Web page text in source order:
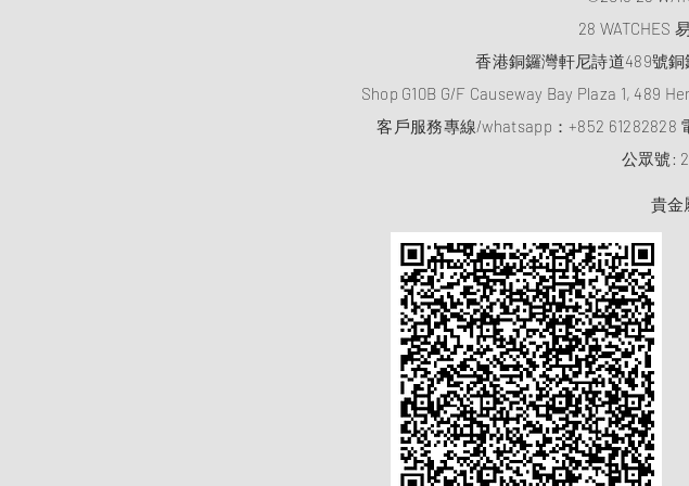
28 WATCHES
香港銅鑼灣軒尼詩道489號銅
Shop G10B G/F Causeway Bay Plaza 1, 489
客戶服務專線/whatsapp：+852 61282828
公眾號:
貴金